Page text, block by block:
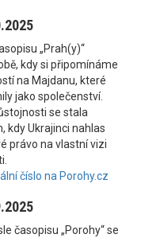
„Prah(y)“
kdy si připomínáme
na Majdanu, které
jako společenství.
se stala
kdy Ukrajinci nahlas
právo na vlastní vizi
číslo na Porohy.cz
časopisu „Porohy“ se